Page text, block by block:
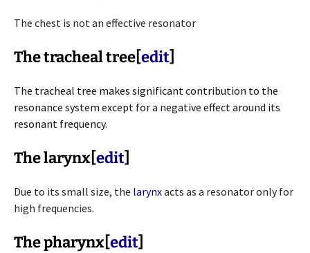
The chest is not an effective resonator
The tracheal tree[edit]
The tracheal tree makes significant contribution to the
resonance system except for a negative effect around its
resonant frequency.
The larynx[edit]
Due to its small size, the larynxacts as a resonator only for
high frequencies.
The pharynx[edit]